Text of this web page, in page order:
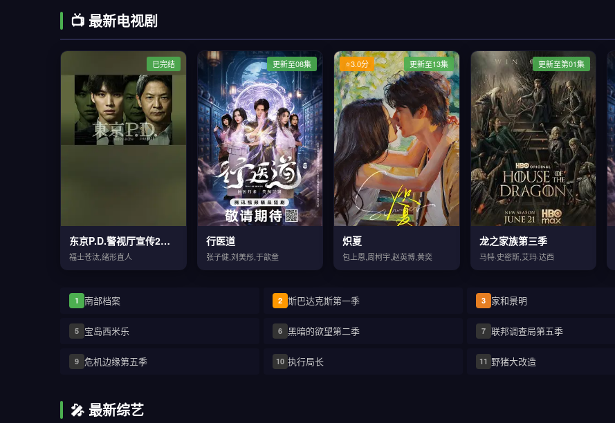
📺 最新电视剧
已完结
东京P.D.警视厅宣传2系第二季
福士苍汰,绪形直人
更新至08集
行医道
张子健,刘美彤,于歆童
更新至13集
⭐3.0分
炽夏
包上恩,周柯宇,赵英博,黄奕
更新至第01集
龙之家族第三季
马特·史密斯,艾玛·达西
1 南部档案 2 斯巴达克斯第一季 3 家和景明
5 宝岛西米乐 6 黑暗的欲望第二季 7 联邦调查局第五季
9 危机边缘第五季 10 执行局长 11 野猪大改造
🎤 最新综艺